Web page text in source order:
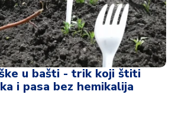
u bašti - trik koji štiti
i pasa bez hemikalija